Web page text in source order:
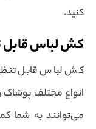
کنید.
کش لباس قابل
کش لباس قابل
انواع مختلف پوشاک
می‌توانند به شما